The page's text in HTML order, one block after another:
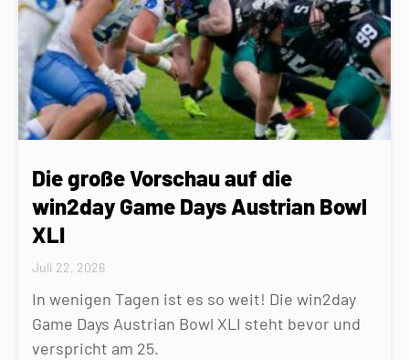
Die große Vorschau auf die
win2day Game Days Austrian Bowl
XLI
Juli 22, 2026
In wenigen Tagen ist es so weit! Die win2day
Game Days Austrian Bowl XLI steht bevor und
verspricht am 25.